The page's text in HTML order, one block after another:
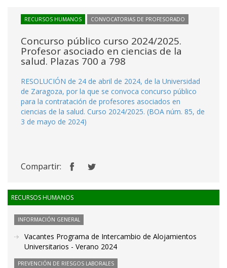
RECURSOS HUMANOS CONVOCATORIAS DE PROFESORADO
Concurso público curso 2024/2025.
Profesor asociado en ciencias de la
salud. Plazas 700 a 798
RESOLUCIÓN de 24 de abril de 2024, de la Universidad
de Zaragoza, por la que se convoca concurso público
para la contratación de profesores asociados en
ciencias de la salud. Curso 2024/2025. (BOA núm. 85, de
3 de mayo de 2024)
Compartir:
RECURSOS HUMANOS
INFORMACIÓN GENERAL
Vacantes Programa de Intercambio de Alojamientos
Universitarios - Verano 2024
PREVENCIÓN DE RIESGOS LABORALES